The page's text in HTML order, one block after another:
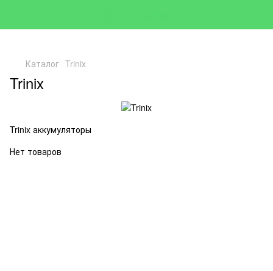
Каталог Trinix
Trinix
Trinix аккумуляторы
Нет товаров